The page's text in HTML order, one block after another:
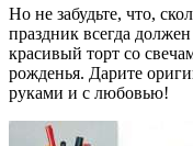
Но не забудьте, что,
праздник всегда
красивый торт со
рожденья. Дарите
руками и с любовью!